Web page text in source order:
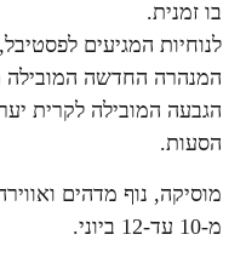
בו זמנית.
לנוחיות המגיעים לפסטיבל,
הגבעה המובילה לקרית
הסעות.
מוסיקה, נוף מדהים